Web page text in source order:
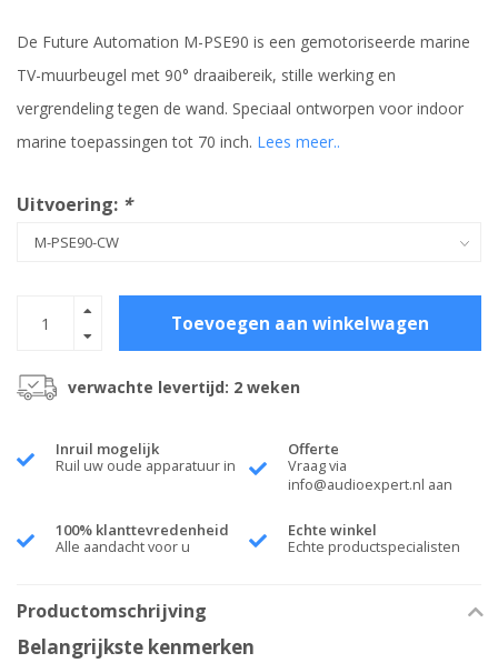
De Future Automation M-PSE90 is een gemotoriseerde marine
TV-muurbeugel met 90° draaibereik, stille werking en
vergrendeling tegen de wand. Speciaal ontworpen voor indoor
marine toepassingen tot 70 inch. Lees meer..
Uitvoering: *
Toevoegen aan winkelwagen
verwachte levertijd: 2 weken
Inruil mogelijk
Ruil uw oude apparatuur in
Offerte
Vraag via
info@audioexpert.nl aan
100% klanttevredenheid
Alle aandacht voor u
Echte winkel
Echte productspecialisten
Productomschrijving
Belangrijkste kenmerken